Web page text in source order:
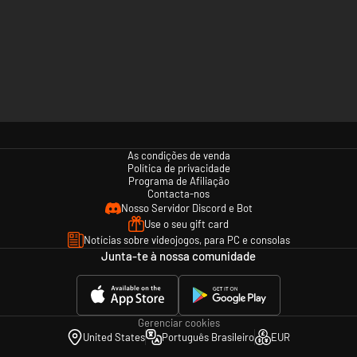
As condições de venda
Política de privacidade
Programa de Afiliação
Contacta-nos
Nosso Servidor Discord e Bot
Use o seu gift card
Notícias sobre videojogos, para PC e consolas
Junta-te à nossa comunidade
Gerenciar cookies
United States
Português Brasileiro EUR